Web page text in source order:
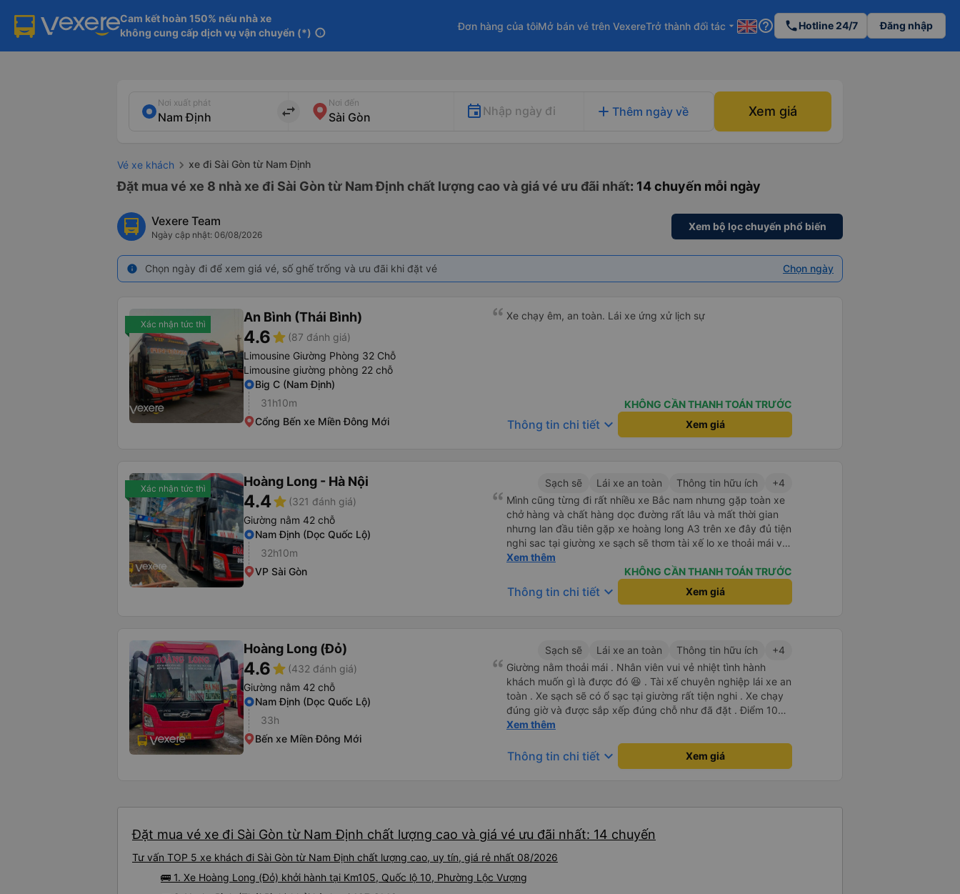
Cam kết hoàn 150% nếu nhà xe
không cung cấp dịch vụ vận chuyển (*) info
Đơn hàng của tôiMở bán vé trên VexereTrở thành đối tác arrow_drop_down help_outline phoneHotline 24/7 Đăng nhập
Nơi xuất phát
import_export
Nơi đến
Nhập ngày đi add Thêm ngày về Xem giá
Vé xe khách xe đi Sài Gòn từ Nam Định
Đặt mua vé xe 8 nhà xe đi Sài Gòn từ Nam Định chất lượng cao và giá vé ưu đãi nhất: 14 chuyến mỗi ngày
Vexere Team
Ngày cập nhật: 06/08/2026
Xem bộ lọc chuyến phổ biến
info Chọn ngày đi để xem giá vé, số ghế trống và ưu đãi khi đặt vé Chọn ngày
Xác nhận tức thì An Bình (Thái Bình)
4.6star (87 đánh giá)
Limousine Giường Phòng 32 Chỗ
Limousine giường phòng 22 chỗ
Big C (Nam Định)
31h10m
Cổng Bến xe Miền Đông Mới
Xe chạy êm, an toàn. Lái xe ứng xử lịch sự
KHÔNG CẦN THANH TOÁN TRƯỚC
Thông tin chi tiết keyboard_arrow_down Xem giá
Xác nhận tức thì Hoàng Long - Hà Nội
4.4star (321 đánh giá)
Giường nằm 42 chỗ
Nam Định (Dọc Quốc Lộ)
32h10m
VP Sài Gòn
Sạch sẽ Lái xe an toàn Thông tin hữu ích
+4
Mình cũng từng đi rất nhiều xe Bắc nam nhưng gặp toàn xe
chở hàng và chất hàng dọc đường rất lâu và mất thời gian
nhưng lan đầu tiên gặp xe hoàng long A3 trên xe đây đủ tiện
nghi sac tại giường xe sạch sẽ thơm tài xế lo xe thoải mái vui
tính sẽ con ung hô nhe
Xem thêm
KHÔNG CẦN THANH TOÁN TRƯỚC
Thông tin chi tiết keyboard_arrow_down Xem giá
Hoàng Long (Đỏ)
4.6star (432 đánh giá)
Giường nằm 42 chỗ
Nam Định (Dọc Quốc Lộ)
33h
Bến xe Miền Đông Mới
Sạch sẽ Lái xe an toàn Thông tin hữu ích
+4
Giường nằm thoải mái . Nhân viên vui vẻ nhiệt tình hành
khách muốn gì là được đó 😆 . Tài xế chuyên nghiệp lái xe an
toàn . Xe sạch sẽ có ổ sạc tại giường rất tiện nghi . Xe chạy
đúng giờ và được sắp xếp đúng chỗ như đã đặt . Điểm 10
cho hoàng long đỏ 👍
Xem thêm
Thông tin chi tiết keyboard_arrow_down Xem giá
Đặt mua vé xe đi Sài Gòn từ Nam Định chất lượng cao và giá vé ưu đãi nhất: 14 chuyến
Tư vấn TOP 5 xe khách đi Sài Gòn từ Nam Định chất lượng cao, uy tín, giá rẻ nhất 08/2026
🚌 1. Xe Hoàng Long (Đỏ) khởi hành tại Km105, Quốc lộ 10, Phường Lộc Vượng